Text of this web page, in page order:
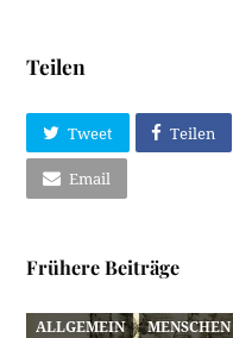
Teilen
Tweet Teilen
Email
Frühere Beiträge
ALLGEMEIN MENSCHEN